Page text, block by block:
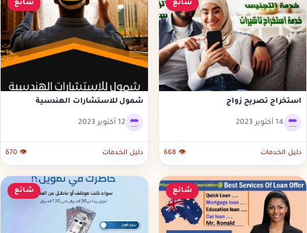
شائع
استخراج تصريح زواج
14 أكتوبر 2023
دليل الخدمات 👁 668
شائع
شمول للاستشارات الهندسية
12 أكتوبر 2023
دليل الخدمات 👁 670
شائع شائع